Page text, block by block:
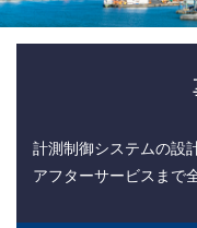
計測制御システムの設
アフターサービスまで
会社概要